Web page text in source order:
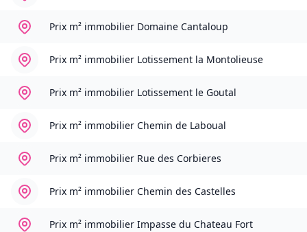
Prix m² immobilier Domaine Cantaloup
Prix m² immobilier Lotissement la Montolieuse
Prix m² immobilier Lotissement le Goutal
Prix m² immobilier Chemin de Laboual
Prix m² immobilier Rue des Corbieres
Prix m² immobilier Chemin des Castelles
Prix m² immobilier Impasse du Chateau Fort